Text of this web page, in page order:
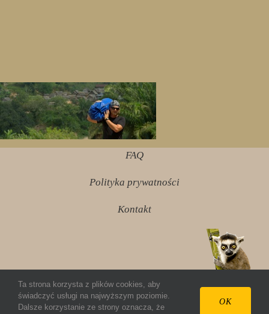
FAQ
Polityka prywatności
Kontakt
© 2012 ziembazmadagaskaru.pl Wszelkie prawa
Ta strona korzysta z plików cookies, aby
świadczyć usługi na najwyższym poziomie.
Dalsze korzystanie ze strony oznacza, że
OK